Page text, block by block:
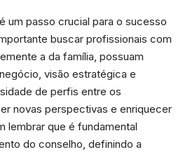
um passo crucial para o sucesso
buscar profissionais com
a da família, possuam
visão estratégica e
de perfis entre os
novas perspectivas e enriquecer
lembrar que é fundamental
do conselho, definindo a